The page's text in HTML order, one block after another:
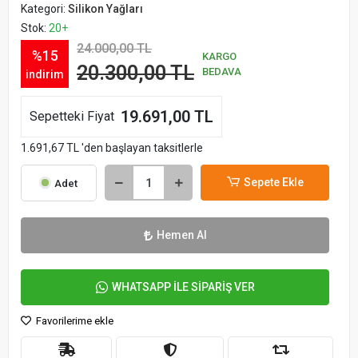
Kategori: Silikon Yağları
Stok: 20+
%15
indirim
24.000,00 TL
20.300,00 TL
KARGO
BEDAVA
Sepetteki Fiyat 19.691,00 TL
1.691,67 TL 'den başlayan taksitlerle
Adet Sepete Ekle
Hemen Al
WHATSAPP İLE SİPARİŞ VER
Favorilerime ekle